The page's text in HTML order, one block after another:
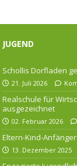
JUGEND
Schollis Dorfladen
21. Juli 2026
Realschule für
ausgezeichnet
02. Februar 2026
Eltern-Kind-
13. Dezember 2025